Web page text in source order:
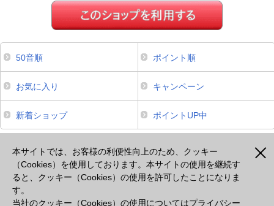
本サイトでは、お客様の利便性向上のため、クッキー
（Cookies）を使用しております。本サイトの使用を継続す
ると、クッキー（Cookies）の使用を許可したことになりま
す。
当社のクッキー（Cookies）の使用についてはプライバシー
50音順 ポイント順
お気に入り キャンペーン
新着ショップ ポイントUP中
注意事項 プライバシーポリシー セキュリティポリシー
cookie等の使用について